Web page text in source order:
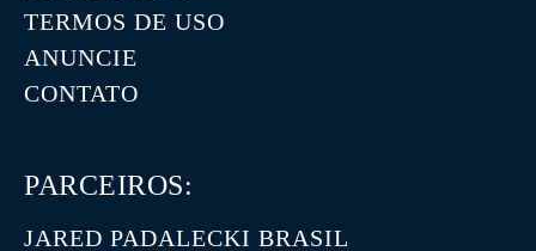
TERMOS DE USO
ANUNCIE
CONTATO
PARCEIROS:
JARED PADALECKI BRASIL